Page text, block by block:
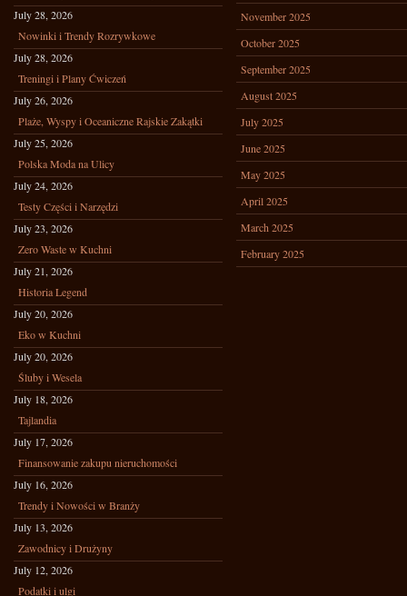
July 28, 2026
Nowinki i Trendy Rozrywkowe
July 28, 2026
Treningi i Plany Ćwiczeń
July 26, 2026
Plaże, Wyspy i Oceaniczne Rajskie Zakątki
July 25, 2026
Polska Moda na Ulicy
July 24, 2026
Testy Części i Narzędzi
July 23, 2026
Zero Waste w Kuchni
July 21, 2026
Historia Legend
July 20, 2026
Eko w Kuchni
July 20, 2026
Śluby i Wesela
July 18, 2026
Tajlandia
July 17, 2026
Finansowanie zakupu nieruchomości
July 16, 2026
Trendy i Nowości w Branży
July 13, 2026
Zawodnicy i Drużyny
July 12, 2026
Podatki i ulgi
November 2025
October 2025
September 2025
August 2025
July 2025
June 2025
May 2025
April 2025
March 2025
February 2025